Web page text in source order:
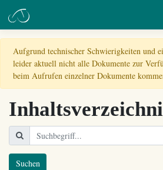
Aufgrund technischer Schwierigkeiten und
leider aktuell nicht alle Dokumente zur
beim Aufrufen einzelner Dokumente
Suchen